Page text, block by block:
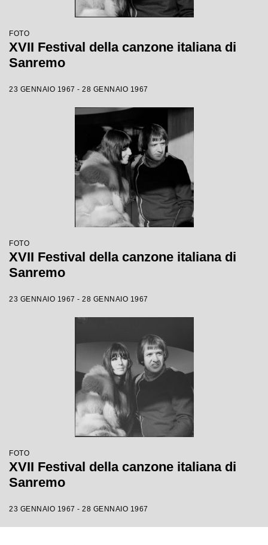
FOTO
XVII Festival della canzone italiana di
Sanremo
23 GENNAIO 1967 - 28 GENNAIO 1967
FOTO
XVII Festival della canzone italiana di
Sanremo
23 GENNAIO 1967 - 28 GENNAIO 1967
FOTO
XVII Festival della canzone italiana di
Sanremo
23 GENNAIO 1967 - 28 GENNAIO 1967